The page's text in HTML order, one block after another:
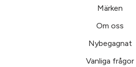
Märken
Om oss
Nybegagnat
Vanliga frågor